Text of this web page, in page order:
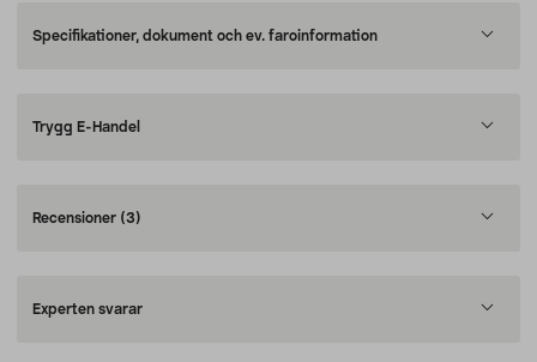
Specifikationer, dokument och ev. faroinformation
Trygg E-Handel
Recensioner (3)
Experten svarar